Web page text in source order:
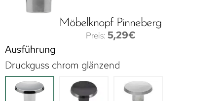
Möbelknopf Pinneberg
5,29€
Ausführung
Druckguss chrom glänzend